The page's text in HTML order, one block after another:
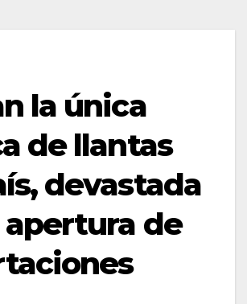
la única
de llantas
devastada
apertura de